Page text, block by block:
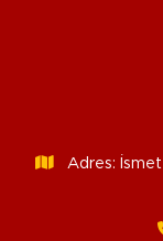
Adres: